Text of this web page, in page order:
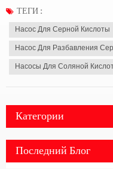
кислотостойкие насосные
материалов для
ТЕГИ :
Насос Для Серной Кислоты
Насос Для Разбавления
Насосы Для Соляной
Категории
Последний Блог